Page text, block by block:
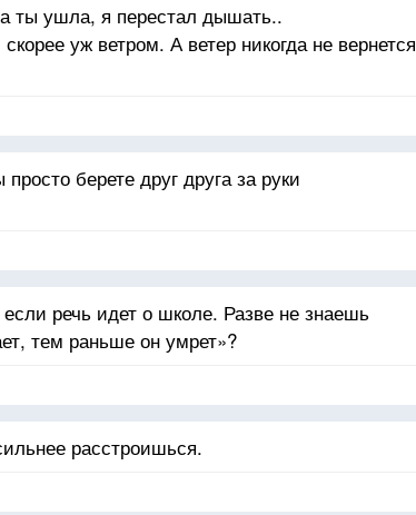
ты ушла, я перестал дышать..
уж ветром. А ветер никогда не вернется
берете друг друга за руки
речь идет о школе. Разве не знаешь
тем раньше он умрет»?
расстроишься.